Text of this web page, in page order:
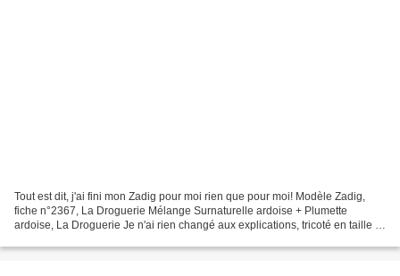
Tout est dit, j'ai fini mon Zadig pour moi rien que pour moi! Modèle Zadig,
fiche n°2367, La Droguerie Mélange Surnaturelle ardoise + Plumette
ardoise, La Droguerie Je n'ai rien changé aux explications, tricoté en taille S